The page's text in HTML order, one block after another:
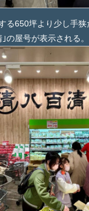
る650坪より少し手狭
の屋号が表示される。